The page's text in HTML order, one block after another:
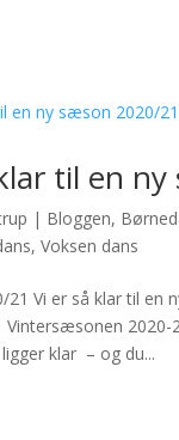
til en
| Bloggen,
,Voksen dans
Vi er så klar til en
2020-
klar – og du...